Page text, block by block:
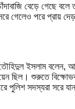
বেড়ে গেছে বলে
গেলেও পরে প্রায় দেড়
তৌহিদুল ইসলাম বলেন,
ছিল। শুরুতে
পুলিশ সদস্যরা সরে